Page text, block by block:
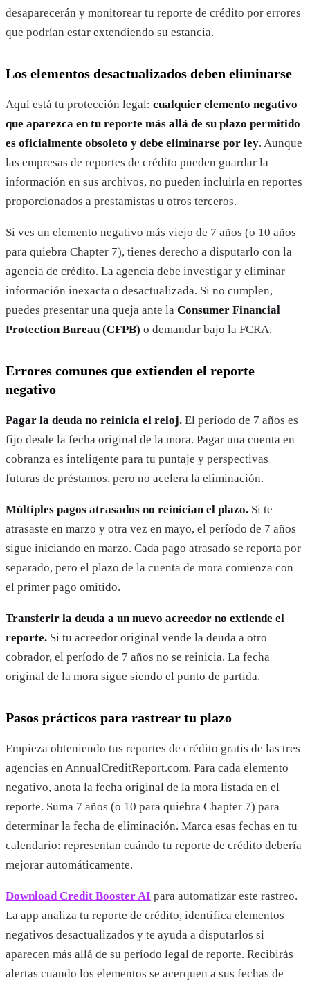
desaparecerán y monitorear tu reporte de crédito por errores
que podrían estar extendiendo su estancia.
Los elementos desactualizados deben eliminarse
Aquí está tu protección legal: cualquier elemento negativo
que aparezca en tu reporte más allá de su plazo permitido
es oficialmente obsoleto y debe eliminarse por ley. Aunque
las empresas de reportes de crédito pueden guardar la
información en sus archivos, no pueden incluirla en reportes
proporcionados a prestamistas u otros terceros.
Si ves un elemento negativo más viejo de 7 años (o 10 años
para quiebra Chapter 7), tienes derecho a disputarlo con la
agencia de crédito. La agencia debe investigar y eliminar
información inexacta o desactualizada. Si no cumplen,
puedes presentar una queja ante la Consumer Financial
Protection Bureau (CFPB) o demandar bajo la FCRA.
Errores comunes que extienden el reporte
negativo
Pagar la deuda no reinicia el reloj. El período de 7 años es
fijo desde la fecha original de la mora. Pagar una cuenta en
cobranza es inteligente para tu puntaje y perspectivas
futuras de préstamos, pero no acelera la eliminación.
Múltiples pagos atrasados no reinician el plazo. Si te
atrasaste en marzo y otra vez en mayo, el período de 7 años
sigue iniciando en marzo. Cada pago atrasado se reporta por
separado, pero el plazo de la cuenta de mora comienza con
el primer pago omitido.
Transferir la deuda a un nuevo acreedor no extiende el
reporte. Si tu acreedor original vende la deuda a otro
cobrador, el período de 7 años no se reinicia. La fecha
original de la mora sigue siendo el punto de partida.
Pasos prácticos para rastrear tu plazo
Empieza obteniendo tus reportes de crédito gratis de las tres
agencias en AnnualCreditReport.com. Para cada elemento
negativo, anota la fecha original de la mora listada en el
reporte. Suma 7 años (o 10 para quiebra Chapter 7) para
determinar la fecha de eliminación. Marca esas fechas en tu
calendario: representan cuándo tu reporte de crédito debería
mejorar automáticamente.
Download Credit Booster AI para automatizar este rastreo.
La app analiza tu reporte de crédito, identifica elementos
negativos desactualizados y te ayuda a disputarlos si
aparecen más allá de su período legal de reporte. Recibirás
alertas cuando los elementos se acerquen a sus fechas de